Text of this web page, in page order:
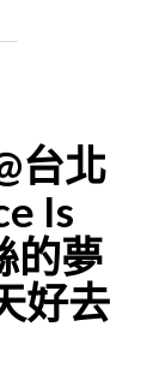
台北
Is
的夢
好去